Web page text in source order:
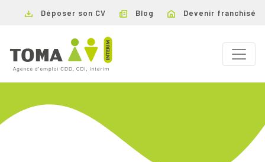
Déposer son CV Blog Devenir franchisé